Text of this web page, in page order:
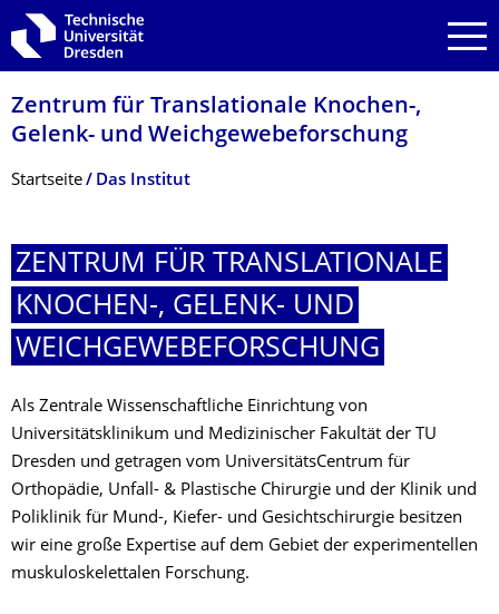
Zur Hauptnavigation springen
Zur Suche springen
Zum Inhalt springen
Zentrum für Translationale Knochen-,
Gelenk- und Weichgewebefor­schung
Breadcrumb-Menü
Startseite Das Institut
ZENTRUM FÜR TRANSLATIONALE
KNOCHEN-, GELENK- UND
WEICHGEWEBEFOR­SCHUNG
Als Zentrale Wissenschaftliche Einrichtung von
Universitätsklinikum und Medizinischer Fakultät der TU
Dresden und getragen vom UniversitätsCentrum für
Orthopädie, Unfall- & Plastische Chirurgie und der Klinik und
Poliklinik für Mund-, Kiefer- und Gesichtschirurgie besitzen
wir eine große Expertise auf dem Gebiet der experimentellen
muskuloskelettalen Forschung.